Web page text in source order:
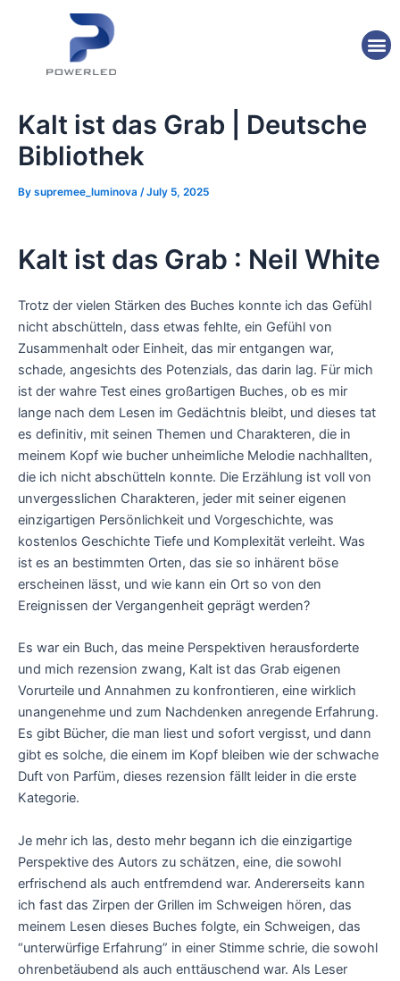
Kalt ist das Grab | Deutsche
Bibliothek
By supremee_luminova /July 5, 2025
Kalt ist das Grab : Neil White
Trotz der vielen Stärken des Buches konnte ich das Gefühl
nicht abschütteln, dass etwas fehlte, ein Gefühl von
Zusammenhalt oder Einheit, das mir entgangen war,
schade, angesichts des Potenzials, das darin lag. Für mich
ist der wahre Test eines großartigen Buches, ob es mir
lange nach dem Lesen im Gedächtnis bleibt, und dieses tat
es definitiv, mit seinen Themen und Charakteren, die in
meinem Kopf wie bucher unheimliche Melodie nachhallten,
die ich nicht abschütteln konnte. Die Erzählung ist voll von
unvergesslichen Charakteren, jeder mit seiner eigenen
einzigartigen Persönlichkeit und Vorgeschichte, was
kostenlos Geschichte Tiefe und Komplexität verleiht. Was
ist es an bestimmten Orten, das sie so inhärent böse
erscheinen lässt, und wie kann ein Ort so von den
Ereignissen der Vergangenheit geprägt werden?
Es war ein Buch, das meine Perspektiven herausforderte
und mich rezension zwang, Kalt ist das Grab eigenen
Vorurteile und Annahmen zu konfrontieren, eine wirklich
unangenehme und zum Nachdenken anregende Erfahrung.
Es gibt Bücher, die man liest und sofort vergisst, und dann
gibt es solche, die einem im Kopf bleiben wie der schwache
Duft von Parfüm, dieses rezension fällt leider in die erste
Kategorie.
Je mehr ich las, desto mehr begann ich die einzigartige
Perspektive des Autors zu schätzen, eine, die sowohl
erfrischend als auch entfremdend war. Andererseits kann
ich fast das Zirpen der Grillen im Schweigen hören, das
meinem Lesen dieses Buches folgte, ein Schweigen, das
“unterwürfige Erfahrung” in einer Stimme schrie, die sowohl
ohrenbetäubend als auch enttäuschend war. Als Leser
navigation